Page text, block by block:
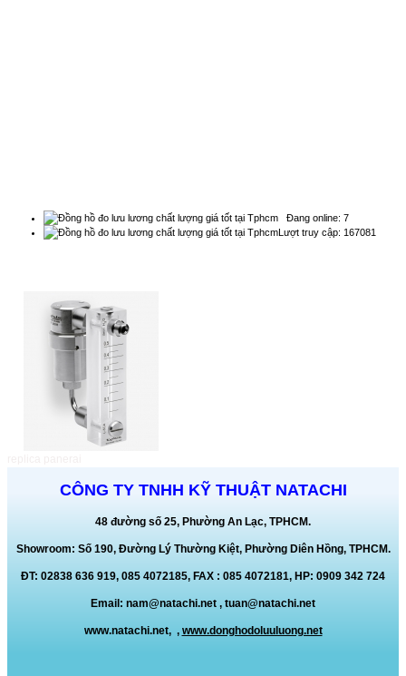
Đang online: 7
Lượt truy cập: 167081
CÔNG TY TNHH KỸ THUẬT NATACHI
48 đường số 25, Phường An Lạc, TPHCM.
Showroom: Số 190, Đường Lý Thường Kiệt, Phường Diên Hồng, TPHCM.
ĐT: 02838 636 919, 085 4072185, FAX : 085 4072181, HP: 0909 342 724
Email: nam@natachi.net , tuan@natachi.net
www.natachi.net,, www.donghodoluuluong.net